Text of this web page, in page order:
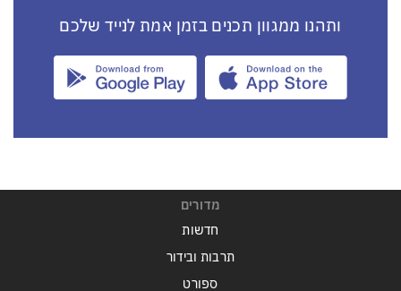
ותהנו ממגוון תכנים בזמן אמת לנייד שלכם
מדורים
חדשות
תרבות ובידור
ספורט